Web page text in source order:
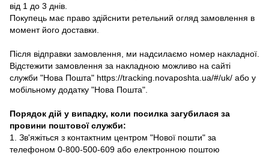
від 1 до 3 днів.
Покупець має право здійснити ретельний огляд замовлення в
момент його доставки.
Після відправки замовлення, ми надсилаємо номер накладної.
Відстежити замовлення за накладною можливо на сайті
служби "Нова Пошта" https://tracking.novaposhta.ua/#/uk/ або у
мобільному додатку "Нова Пошта".
Порядок дій у випадку, коли посилка загубилася за
провини поштової служби:
1. Зв'яжіться з контактним центром "Нової пошти" за
телефоном 0-800-500-609 або електронною поштою